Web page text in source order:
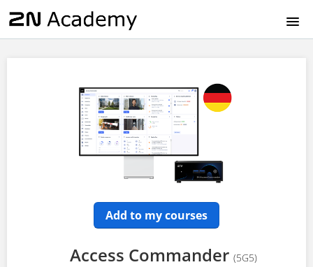
Add to my courses
Access Commander (5G5)